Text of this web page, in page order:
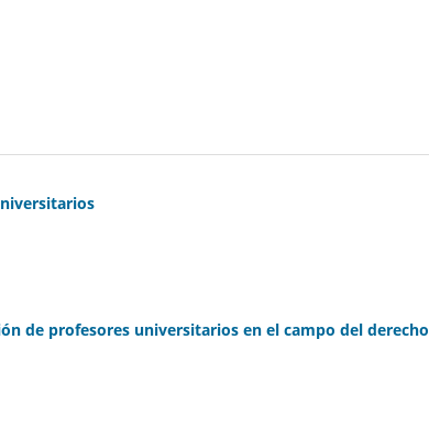
de profesores universitarios en el campo del derecho